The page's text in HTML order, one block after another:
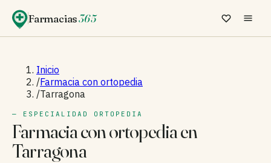
Farmacias365
Inicio
/Farmacia con ortopedia
/Tarragona
— ESPECIALIDAD ORTOPEDIA
Farmacia con ortopedia en
Tarragona